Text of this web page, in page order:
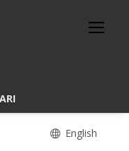
English